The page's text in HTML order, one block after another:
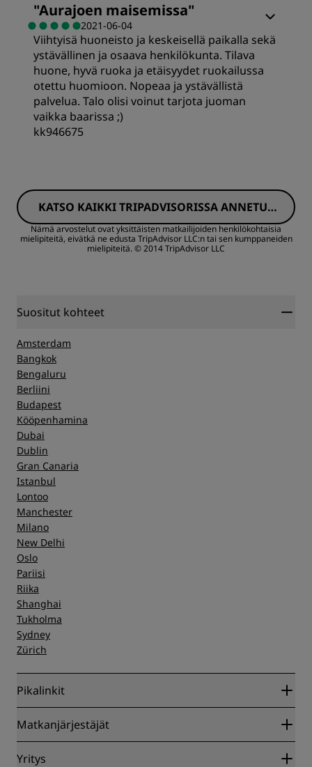
Hinta-laatusuhde
Nukkuminen
Sijainti
Palvelu
"Aurajoen maisemissa"
2021-06-04
Viihtyisä huoneisto ja keskeisellä paikalla sekä
ystävällinen ja osaava henkilökunta. Tilava
huone, hyvä ruoka ja etäisyydet ruokailussa
otettu huomioon. Nopeaa ja ystävällistä
palvelua. Talo olisi voinut tarjota juoman
vaikka baarissa ;)
kk946675
Hinta-laatusuhde
Nukkuminen
Siisteys
Palvelu
KATSO KAIKKI TRIPADVISORISSA ANNETUT
ARVOSTELUT
Nämä arvostelut ovat yksittäisten matkailijoiden henkilökohtaisia
mielipiteitä, eivätkä ne edusta TripAdvisor LLC:n tai sen kumppaneiden
mielipiteitä.© 2014 TripAdvisor LLC
Suositut kohteet
Amsterdam
Bangkok
Bengaluru
Berliini
Budapest
Kööpenhamina
Dubai
Dublin
Gran Canaria
Istanbul
Lontoo
Manchester
Milano
New Delhi
Oslo
Pariisi
Riika
Shanghai
Tukholma
Sydney
Zürich
Pikalinkit
Radisson Rewards
Blog
Matkanjärjestäjät
Yhteistyökumppanit
Yritys